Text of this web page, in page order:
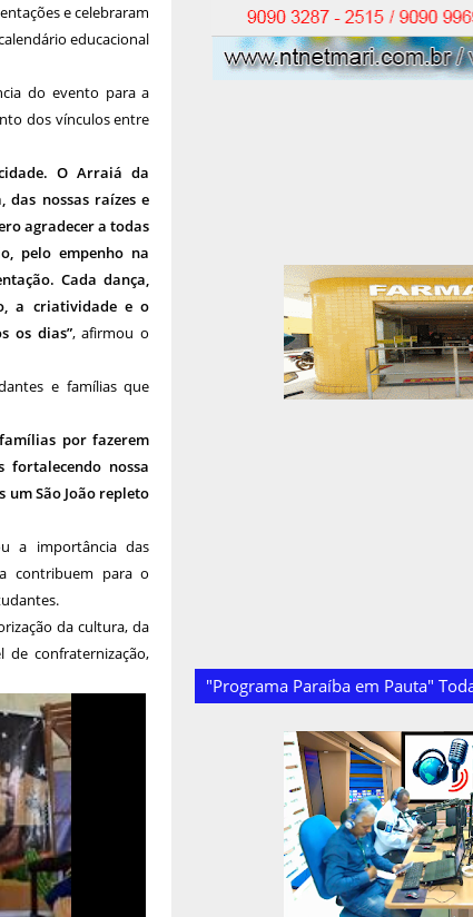
e celebraram
educacional
do evento para a
dos vínculos entre
O Arraiá da
das nossas raízes e
agradecer a todas
pelo empenho na
Cada dança,
a criatividade e o
os dias”, afirmou o
e famílias que
por fazerem
fortalecendo nossa
São João repleto
a importância das
contribuem para o
da cultura, da
de confraternização,
"Programa Paraíba em Pauta"